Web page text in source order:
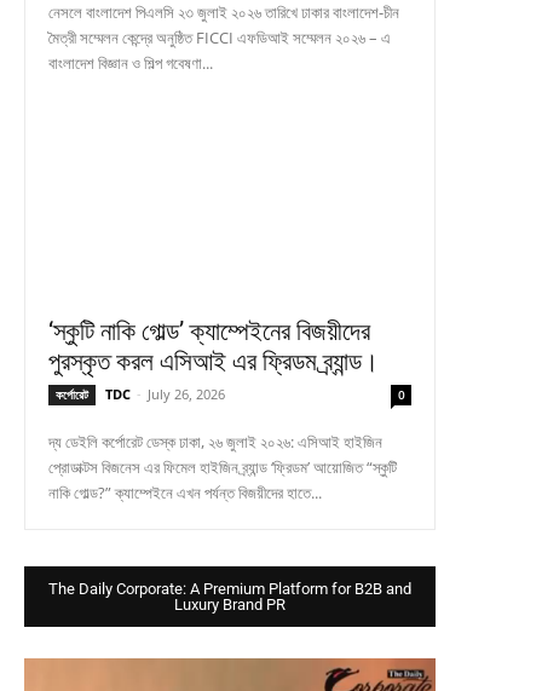
নেসলে বাংলাদেশ পিএলসি ২৩ জুলাই ২০২৬ তারিখে ঢাকার বাংলাদেশ-চীন
মৈত্রী সম্মেলন কেন্দ্রে অনুষ্ঠিত FICCI এফডিআই সম্মেলন ২০২৬ – এ
বাংলাদেশ বিজ্ঞান ও শিল্প গবেষণা...
‘স্কুটি নাকি গোল্ড’ ক্যাম্পেইনের বিজয়ীদের
পুরস্কৃত করল এসিআই এর ফ্রিডম ব্র্যান্ড।
কর্পোরেট TDC - July 26, 2026 0
দ্য ডেইলি কর্পোরেট ডেস্ক ঢাকা, ২৬ জুলাই ২০২৬: এসিআই হাইজিন
প্রোডাক্টস বিজনেস এর ফিমেল হাইজিন ব্র্যান্ড ‘ফ্রিডম’ আয়োজিত “স্কুটি
নাকি গোল্ড?” ক্যাম্পেইনে এখন পর্যন্ত বিজয়ীদের হাতে...
The Daily Corporate: A Premium Platform for B2B and
Luxury Brand PR